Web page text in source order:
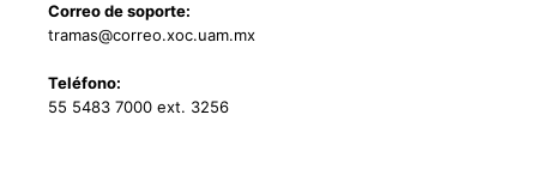
Correo de soporte:
tramas@correo.xoc.uam.mx
Teléfono:
55 5483 7000 ext. 3256